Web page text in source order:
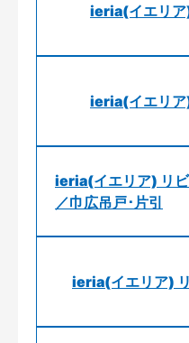
ieria(イエリア
ieria(イエリア
ieria(イエリア) リ
／巾広吊戸･片引
ieria(イエリア)